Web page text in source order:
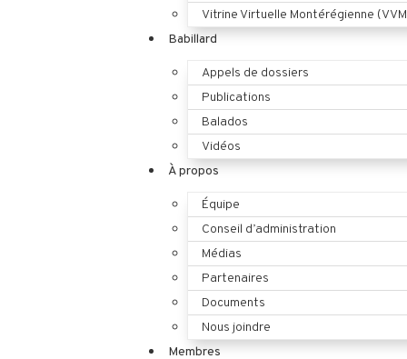
Vitrine Virtuelle Montérégienne
Babillard
Appels de dossiers
Publications
Balados
Vidéos
À propos
Équipe
Conseil d’administration
Médias
Partenaires
Documents
Nous joindre
Membres